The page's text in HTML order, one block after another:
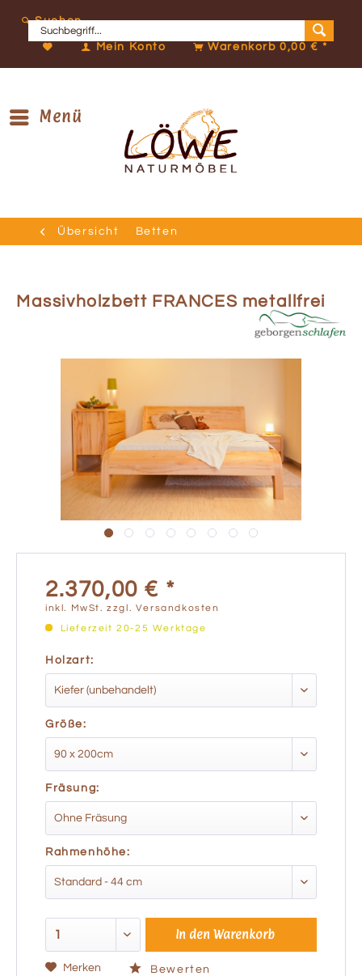
Suchen
Mein Konto Warenkorb0,00 € *
Menü
Übersicht Betten
Massivholzbett FRANCES metallfrei
2.370,00 € *
inkl. MwSt.zzgl. Versandkosten
Lieferzeit 20-25 Werktage
Holzart:
Größe:
Fräsung:
Rahmenhöhe:
In den Warenkorb
Merken Bewerten